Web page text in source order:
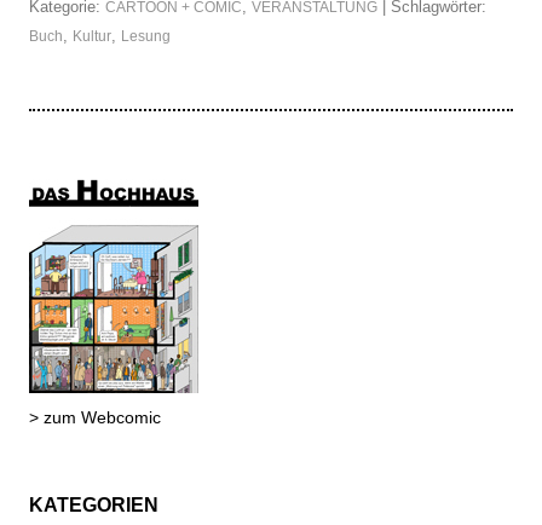
Kategorie: CARTOON + COMIC VERANSTALTUNG | Schlagwörter:
Buch Kultur Lesung
> zum Webcomic
KATEGORIEN